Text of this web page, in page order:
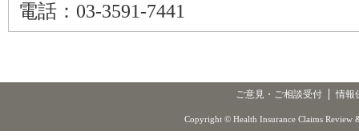
電話：03-3591-7441
ご意見・ご相談受付 情報
Copyright © Health Insurance Claims Review